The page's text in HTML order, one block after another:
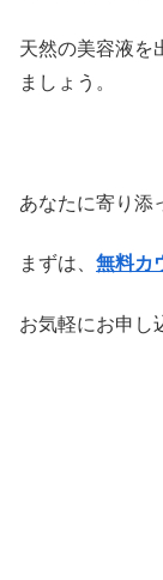
天然の美容液を
ましょう。
あなたに寄り添
まずは、 無料カ
お気軽にお申し